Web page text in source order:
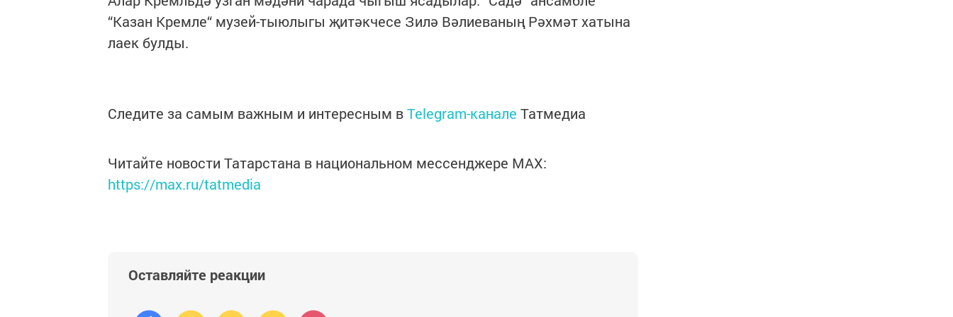
“Казан Кремле“ музей-тыюлыгы җитәкчесе Зилә Вәлиеваның Рәхмәт хатына
лаек булды.
Следите за самым важным и интересным вTelegram-канале Татмедиа
Читайте новости Татарстана в национальном мессенджере MАХ:
https://max.ru/tatmedia
Оставляйте реакции